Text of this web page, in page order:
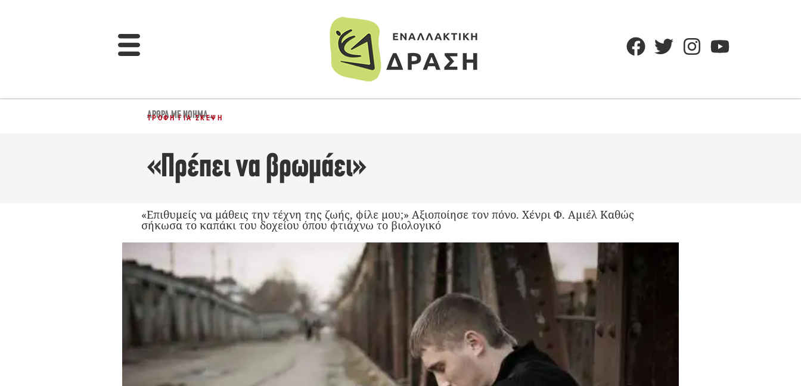
ΆΡΘΡΑ ΜΕ ΝΌΗΜΑ...
ΤΡΟΦΉ ΓΙΑ ΣΚΈΨΗ
«Πρέπει να βρωμάει»
«Επιθυμείς να μάθεις την τέχνη της ζωής, φίλε μου;» Αξιοποίησε τον πόνο. Χένρι Φ. Αμιέλ Καθώς
σήκωσα το καπάκι του δοχείου όπου φτιάχνω το βιολογικό